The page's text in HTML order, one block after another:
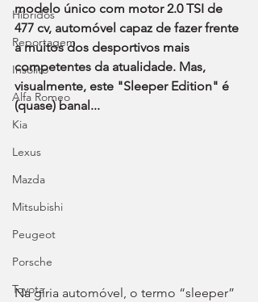
Híbridos
Reportagem
Insólito
Alfa Romeo
Kia
Lexus
Mazda
Mitsubishi
Peugeot
Porsche
Toyota
modelo único com motor 2.0 TSI de
477 cv, automóvel capaz de fazer frente
a muitos dos desportivos mais
competentes da atualidade. Mas,
visualmente, este "Sleeper Edition" é
(quase) banal...
Na gíria automóvel, o termo “sleeper”